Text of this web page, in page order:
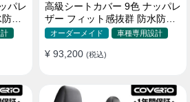
パレ
汚
高級シートカバー 9色 ナッパレ
ザー フィット感抜群 防水防汚
オーダーメイド 全席セット
オーダーメイド 車種専用設計
¥ 93,200 (税込)